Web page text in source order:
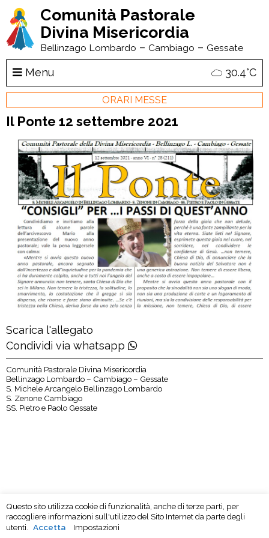
Comunità Pastorale
Divina Misericordia
Bellinzago Lombardo – Cambiago – Gessate
Menu 30.4°C
ORARI MESSE
Il Ponte 12 settembre 2021
Scarica l'allegato
Condividi via whatsapp
Comunità Pastorale Divina Misericordia
Bellinzago Lombardo – Cambiago – Gessate
S. Michele Arcangelo Bellinzago Lombardo
S. Zenone Cambiago
SS. Pietro e Paolo Gessate
Questo sito utilizza cookie di funzionalità, anche di terze parti, per
raccogliere informazioni sull'utilizzo del Sito Internet da parte degli
utenti.
Accetta Impostazioni